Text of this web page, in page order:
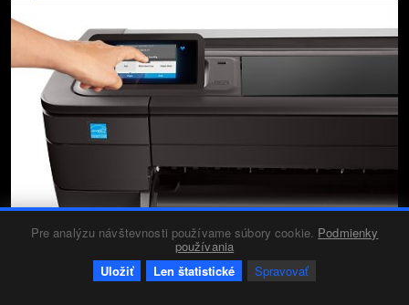
Pre analýzu návštevnosti používame súbory cookie. Podmienky
používania
Uložiť
Len štatistické Spravovať
UŽ O TOM VIETE? (TLAČIARNE)
Nový produktový rad veľkoformátových tlačiarní/ plotrov HP DesignJet
vhodný do architektonických ateliérov a projekčných kancelárií.